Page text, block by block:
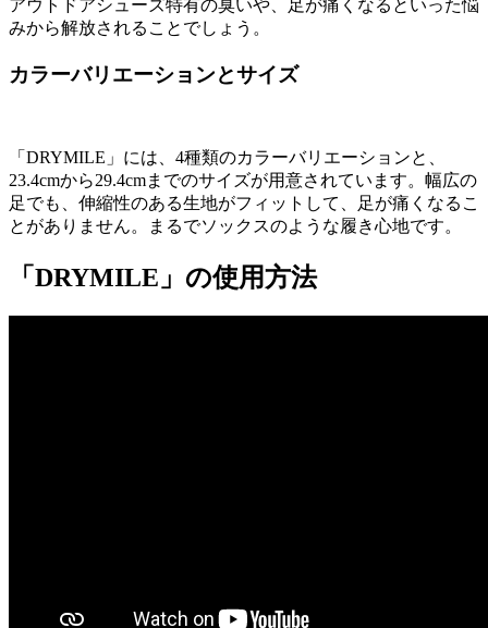
アウトドアシューズ特有の臭いや、足が痛くなるといった悩
みから解放されることでしょう。
カラーバリエーションとサイズ
「DRYMILE」には、4種類のカラーバリエーションと、
23.4cmから29.4cmまでのサイズが用意されています。幅広の
足でも、伸縮性のある生地がフィットして、足が痛くなるこ
とがありません。まるでソックスのような履き心地です。
「DRYMILE」の使用方法